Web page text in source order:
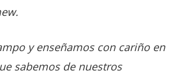
y enseñamos con cariño en
sabemos de nuestros